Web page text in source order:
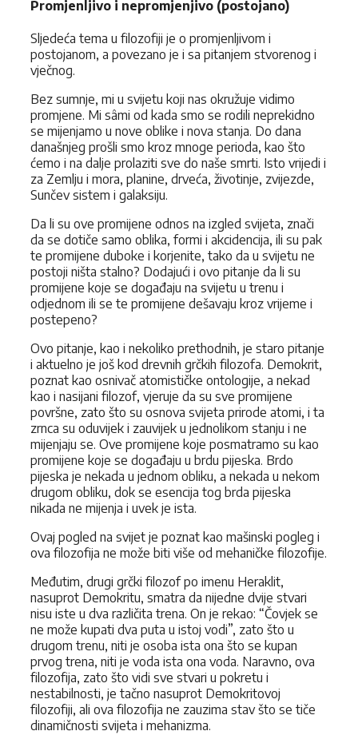
Promjenljivo i nepromjenjivo (postojano)
Sljedeća tema u filozofiji je o promjenljivom i
postojanom, a povezano je i sa pitanjem stvorenog i
vječnog.
Bez sumnje, mi u svijetu koji nas okružuje vidimo
promjene. Mi sâmi od kada smo se rodili neprekidno
se mijenjamo u nove oblike i nova stanja. Do dana
današnjeg prošli smo kroz mnoge perioda, kao što
ćemo i na dalje prolaziti sve do naše smrti. Isto vrijedi i
za Zemlju i mora, planine, drveća, životinje, zvijezde,
Sunčev sistem i galaksiju.
Da li su ove promijene odnos na izgled svijeta, znači
da se dotiče samo oblika, formi i akcidencija, ili su pak
te promijene duboke i korjenite, tako da u svijetu ne
postoji ništa stalno? Dodajući i ovo pitanje da li su
promijene koje se događaju na svijetu u trenu i
odjednom ili se te promijene dešavaju kroz vrijeme i
postepeno?
Ovo pitanje, kao i nekoliko prethodnih, je staro pitanje
i aktuelno je još kod drevnih grčkih filozofa. Demokrit,
poznat kao osnivač atomističke ontologije, a nekad
kao i nasijani filozof, vjeruje da su sve promijene
površne, zato što su osnova svijeta prirode atomi, i ta
zrnca su oduvijek i zauvijek u jednolikom stanju i ne
mijenjaju se. Ove promijene koje posmatramo su kao
promijene koje se događaju u brdu pijeska. Brdo
pijeska je nekada u jednom obliku, a nekada u nekom
drugom obliku, dok se esencija tog brda pijeska
nikada ne mijenja i uvek je ista.
Ovaj pogled na svijet je poznat kao mašinski pogleg i
ova filozofija ne može biti više od mehaničke filozofije.
Međutim, drugi grčki filozof po imenu Heraklit,
nasuprot Demokritu, smatra da nijedne dvije stvari
nisu iste u dva različita trena. On je rekao: “Čovjek se
ne može kupati dva puta u istoj vodi”, zato što u
drugom trenu, niti je osoba ista ona što se kupan
prvog trena, niti je voda ista ona voda. Naravno, ova
filozofija, zato što vidi sve stvari u pokretu i
nestabilnosti, je tačno nasuprot Demokritovoj
filozofiji, ali ova filozofija ne zauzima stav što se tiče
dinamičnosti svijeta i mehanizma.